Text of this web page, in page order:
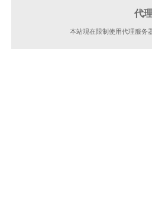
代
本站现在限制使用代理服务